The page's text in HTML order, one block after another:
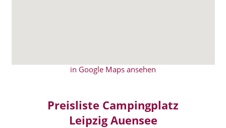
in Google Maps ansehen
Preisliste Campingplatz
Leipzig Auensee